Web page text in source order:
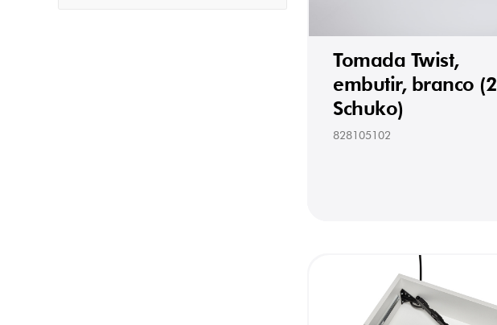
Tomada Twist,
embutir, branco (2
Schuko)
828105102